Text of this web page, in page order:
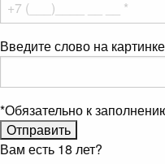
Введите слово на картинке
*Обязательно к
Вам есть 18 лет?